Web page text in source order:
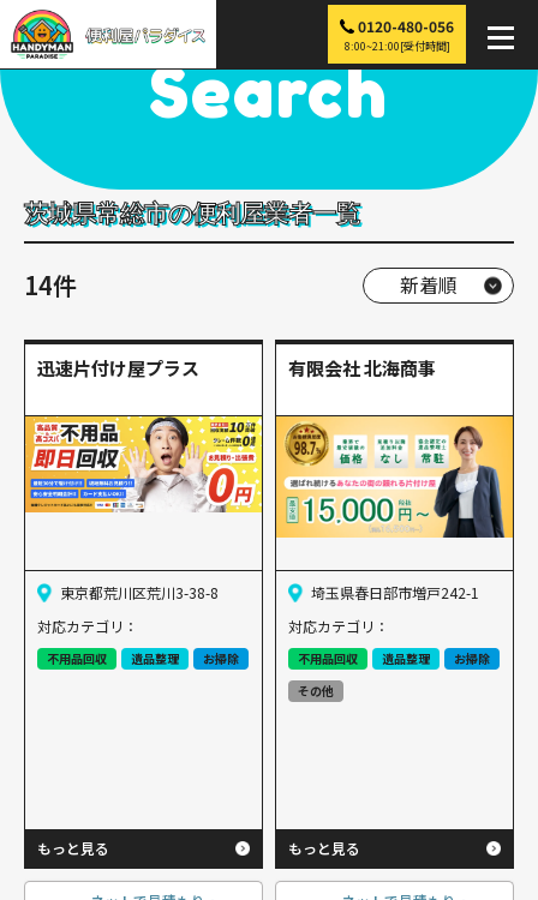
0120-480-056
8:00~21:00[受付時間]
便利屋パラダイス > 探す > 常総市
Search
茨城県常総市の便利屋業者一覧
14件
迅速片付け屋プラス
東京都荒川区荒川3-38-8
対応カテゴリ：
不用品回収 遺品整理 お掃除
もっと見る
有限会社 北海商事
埼玉県春日部市増戸242-1
対応カテゴリ：
不用品回収 遺品整理
お掃除
その他
もっと見る